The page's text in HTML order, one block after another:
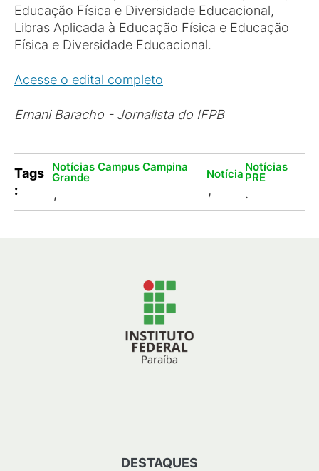
Educação Física e Diversidade Educacional,
Libras Aplicada à Educação Física e Educação
Física e Diversidade Educacional.
Acesse o edital completo
Ernani Baracho - Jornalista do IFPB
Tags
:
Notícias Campus Campina
Grande
,
Notícia
,
Notícias
PRE
.
DESTAQUES